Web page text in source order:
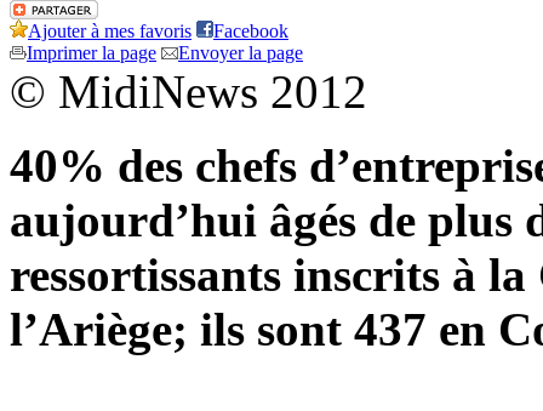
Ajouter à mes favoris
Facebook
Imprimer la page
Envoyer la page
© MidiNews 2012
40% des chefs
aujourd’hui âgés de plus
ressortissants inscrits à
l’Ariège; ils sont 437 en